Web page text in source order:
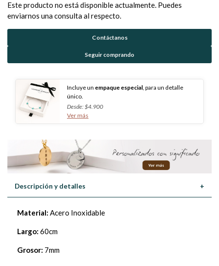
Este producto no está disponible actualmente. Puedes
enviarnos una consulta al respecto.
Contáctanos
Seguir comprando
Incluye un empaque especial , para un detalle
único.
Desde: $4.900
Ver más
Descripción y detalles +
Material: Acero Inoxidable
Largo: 60cm
Grosor: 7mm